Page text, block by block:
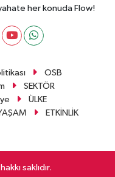
her konuda Flow!
OSB
SEKTÖR
ÜLKE
ETKİNLİK
saklıdır.